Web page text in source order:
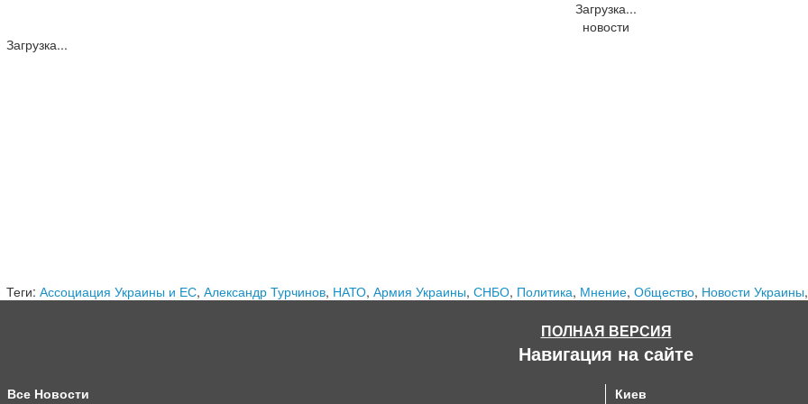
Загрузка...
новости
Загрузка...
Теги: Ассоциация Украины и ЕС, Александр Турчинов, НАТО, Армия Украины, СНБО, Политика, Мнение, Общество, Новости Украины,
ПОЛНАЯ ВЕРСИЯ
Навигация на сайте
Все Новости
Киев